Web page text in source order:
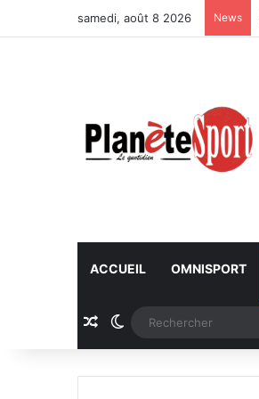
samedi, août 8 2026 News
ACCUEIL OMNISPORT
Article Aléatoire
Switch skin